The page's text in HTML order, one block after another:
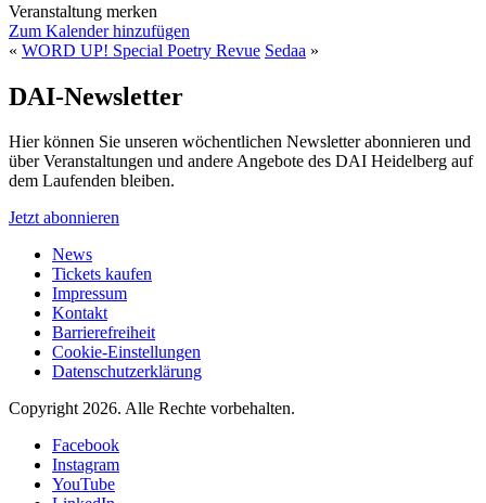
Veranstaltung merken
Zum Kalender hinzufügen
« WORD UP! Special Poetry Revue Sedaa »
DAI-Newsletter
Hier können Sie unseren wöchentlichen Newsletter abonnieren und
über Veranstaltungen und andere Angebote des DAI Heidelberg auf
dem Laufenden bleiben.
Jetzt abonnieren
News
Tickets kaufen
Impressum
Kontakt
Barrierefreiheit
Cookie-Einstellungen
Datenschutzerklärung
Copyright 2026. Alle Rechte vorbehalten.
Facebook
Instagram
YouTube